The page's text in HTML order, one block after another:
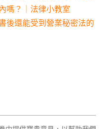
嗎？｜法律小教室
後還能受到營業秘密法的